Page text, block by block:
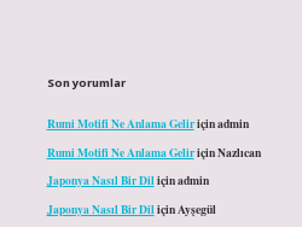
Son yorumlar
Rumi Motifi Ne Anlama Geliriçinadmin
Rumi Motifi Ne Anlama GeliriçinNazlıcan
Japonya Nasıl Bir Diliçinadmin
Japonya Nasıl Bir DiliçinAyşegül